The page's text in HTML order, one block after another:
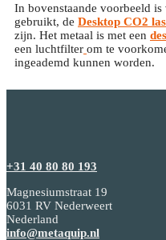
In bovenstaande voorbeeld
gebruikt, de Desktop CO2
zijn. Het metaal is met een
een luchtfilter om te
ingeademd kunnen worden.
+31 40 80 80 193
Magnesiumstraat 19
6031 RV Nederweert
Nederland
info@metaquip.nl